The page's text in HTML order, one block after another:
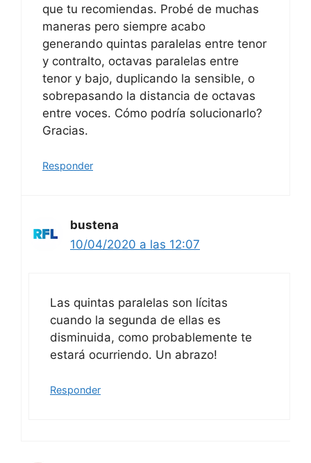
que tu recomiendas. Probé de muchas
maneras pero siempre acabo
generando quintas paralelas entre tenor
y contralto, octavas paralelas entre
tenor y bajo, duplicando la sensible, o
sobrepasando la distancia de octavas
entre voces. Cómo podría solucionarlo?
Gracias.
Responder
bustena
10/04/2020 a las 12:07
Las quintas paralelas son lícitas
cuando la segunda de ellas es
disminuida, como probablemente te
estará ocurriendo. Un abrazo!
Responder